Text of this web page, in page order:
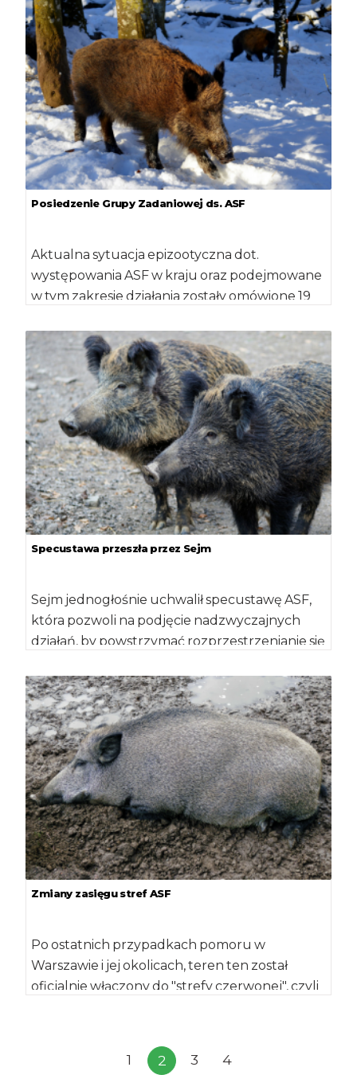
Posiedzenie Grupy Zadaniowej ds. ASF
Aktualna sytuacja epizootyczna dot.
występowania ASF w kraju oraz podejmowane
w tym zakresie działania zostały omówione 19
Specustawa przeszła przez Sejm
Sejm jednogłośnie uchwalił specustawę ASF,
która pozwoli na podjęcie nadzwyczajnych
działań, by powstrzymać rozprzestrzenianie się
[…]
Zmiany zasięgu stref ASF
Po ostatnich przypadkach pomoru w
Warszawie i jej okolicach, teren ten został
oficjalnie włączony do "strefy czerwonej", czyli
1 2 3 4